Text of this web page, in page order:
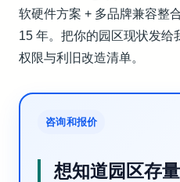
软硬件方案 + 多品牌兼容整
15 年。把你的园区现状发给
权限与利旧改造清单。
咨询和报价
想知道园区存